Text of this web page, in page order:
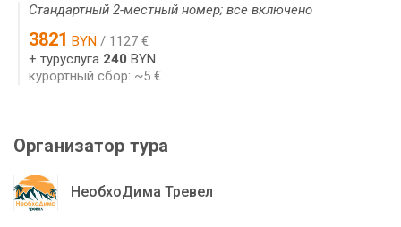
Стандартный 2-местный номер; все включено
3821 BYN / 1127 €
+ туруслуга 240 BYN
курортный сбор: ~5 €
Организатор тура
НеобхоДима Тревел